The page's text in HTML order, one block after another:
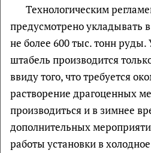
Технологическим
предусмотрено укладывать
не более 600 тыс. тонн
штабель производится
ввиду того, что требуется
растворение драгоценных
производиться и в зимнее
дополнительных
работы установки в